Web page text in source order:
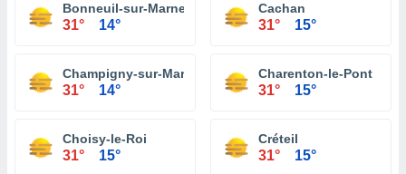
Bonneuil-sur-Marne
31° 14°
Cachan
31° 15°
Champigny-sur-Marne
31° 14°
Charenton-le-Pont
31° 15°
Choisy-le-Roi
31° 15°
Créteil
31° 15°